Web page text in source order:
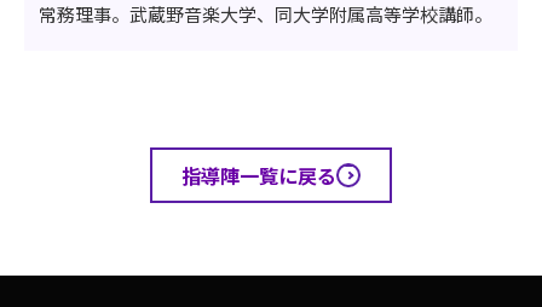
常務理事。武蔵野音楽大学、同大学附属高等学校講師。
指導陣一覧に戻る